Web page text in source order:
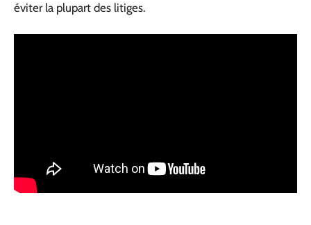
éviter la plupart des litiges.